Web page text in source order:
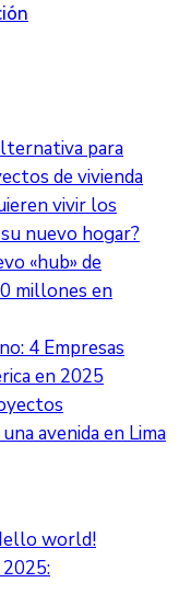
para
de vivienda
vivir los
nuevo hogar?
«hub» de
millones en
4 Empresas
en 2025
avenida en Lima
world!